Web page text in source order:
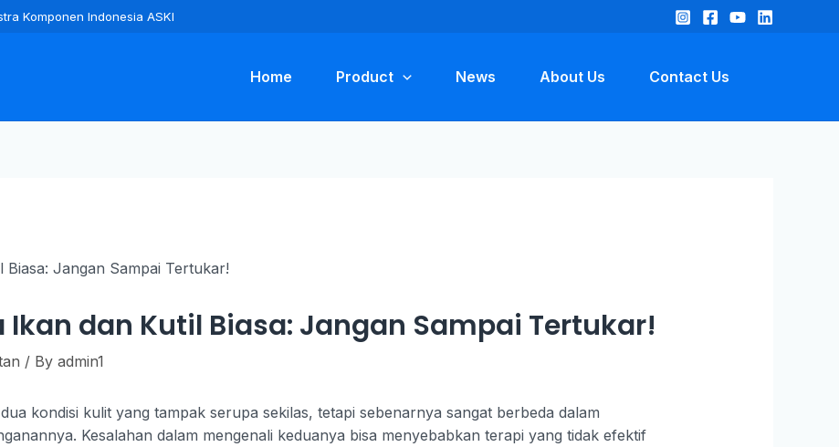
Komponen Indonesia ASKI
Home Product News About Us Contact Us
Ikan dan Kutil Biasa: Jangan Sampai Tertukar!
/ By admin1
kondisi kulit yang tampak serupa sekilas, tetapi sebenarnya sangat berbeda dalam
Kesalahan dalam mengenali keduanya bisa menyebabkan terapi yang tidak efektif